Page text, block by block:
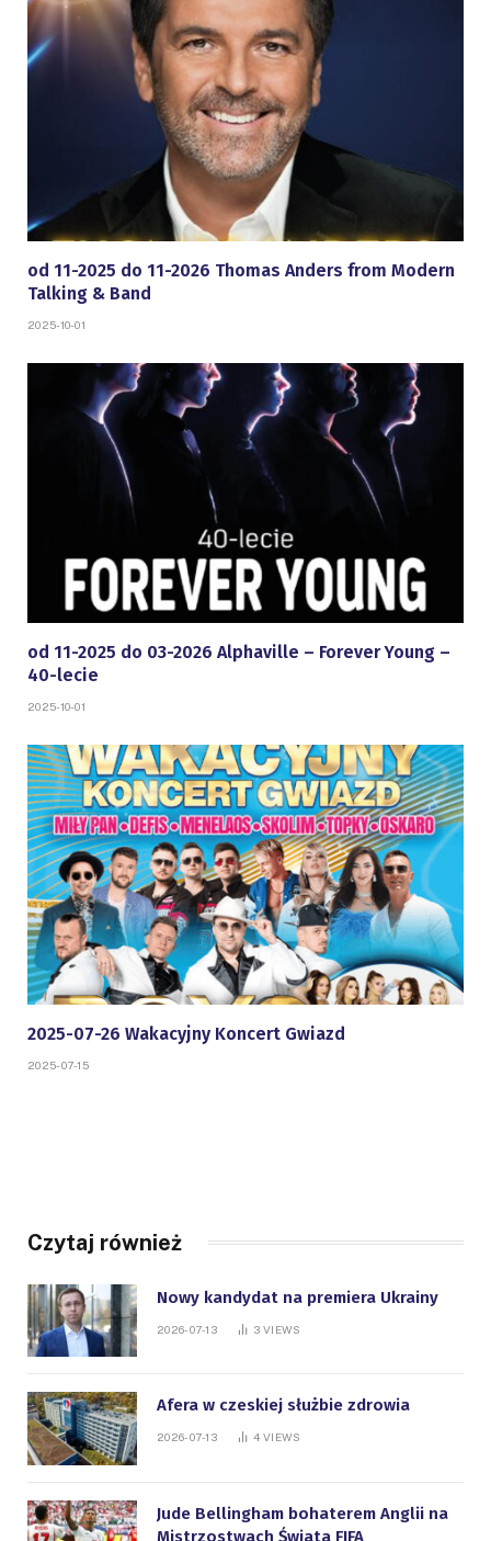
od 11-2025 do 11-2026 Thomas Anders from Modern
Talking & Band
2025-10-01
od 11-2025 do 03-2026 Alphaville – Forever Young –
40-lecie
2025-10-01
2025-07-26 Wakacyjny Koncert Gwiazd
2025-07-15
Czytaj również
Nowy kandydat na premiera Ukrainy
2026-07-13 3 VIEWS
Afera w czeskiej służbie zdrowia
2026-07-13 4 VIEWS
Jude Bellingham bohaterem Anglii na
Mistrzostwach Świata FIFA